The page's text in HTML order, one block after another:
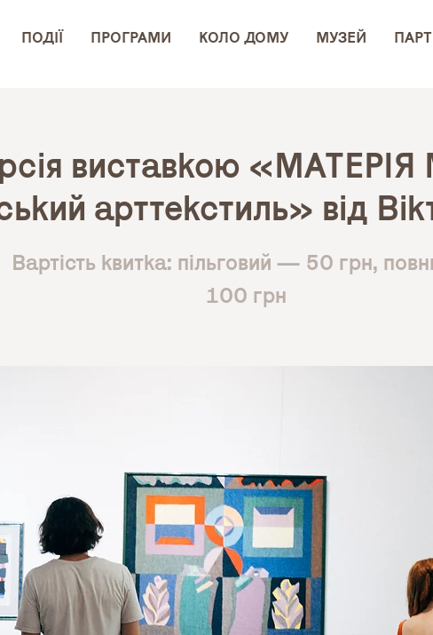
ПОДІЇ ПРОГРАМИ КОЛО ДОМУ МУЗЕЙ
виставкою «МАТЕРІЯ
арттекстиль» від
Вартість квитка: пільговий — 50 грн,
100 грн